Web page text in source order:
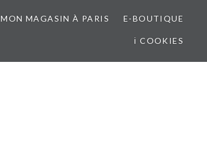
MON MAGASIN À PARIS E-BOUTIQUE
ℹ COOKIES